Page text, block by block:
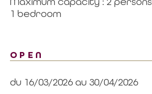
1 bedroom
OPEN
du 16/03/2026 au 30/04/2026